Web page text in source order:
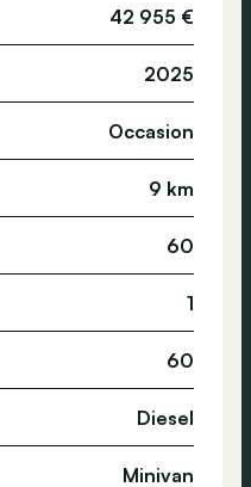
42 955 €
2025
Occasion
9 km
60
1
60
Diesel
Minivan